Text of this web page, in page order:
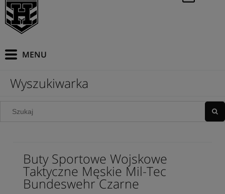
Wyszukiwarka
Buty Sportowe Wojskowe
Taktyczne Męskie Mil-Tec
Bundeswehr Czarne